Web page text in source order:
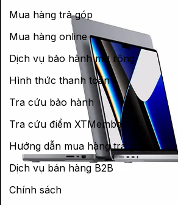
Mua hàng trả góp
Mua hàng online
Dịch vụ bảo hành mở rộng
Hình thức thanh toán
Tra cứu bảo hành
Tra cứu điểm XTMember
Hướng dẫn mua hàng trả góp
Dịch vụ bán hàng B2B
Chính sách